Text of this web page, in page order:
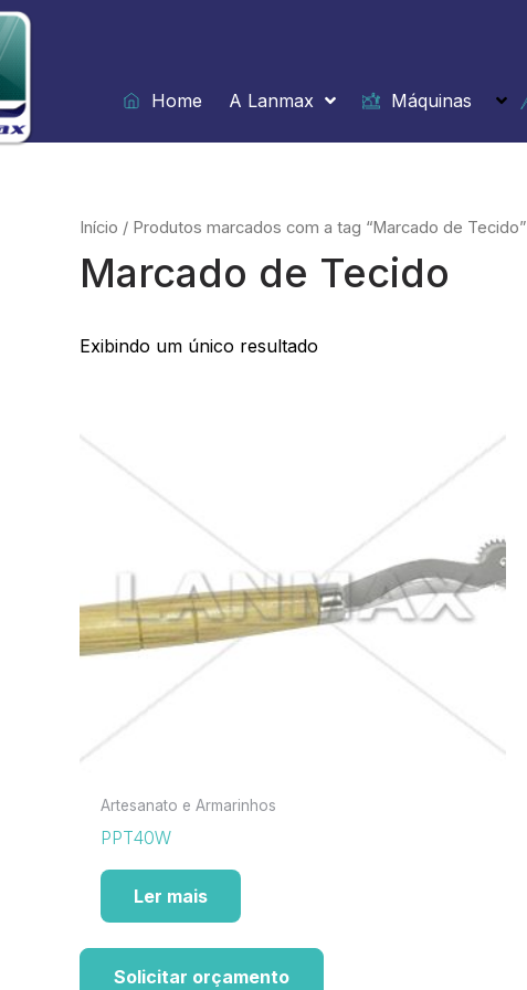
Ir
para
o
conteúdo
Home
A Lanmax Máquinas
Início / Produtos marcados com a tag “Marcado de Tecido”
Marcado de Tecido
Exibindo um único resultado
Artesanato e Armarinhos
PPT40W
Ler mais
Solicitar orçamento